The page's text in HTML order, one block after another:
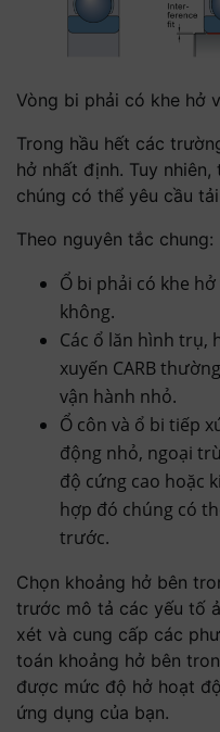
Vòng bi phải có khe hở
Trong hầu hết các
hở nhất định. Tuy
chúng có thể yêu cầu
Theo nguyên tắc chung:
Ổ bi phải có khe
không.
Các ổ lăn hình trụ,
xuyến CARB
vận hành nhỏ.
Ổ côn và ổ bi tiếp
động nhỏ, ngoại
độ cứng cao hoặc
hợp đó chúng có
trước.
Chọn khoảng hở bên
trước mô tả các yếu tố
xét và cung cấp các
toán khoảng hở bên
được mức độ hở hoạt
ứng dụng của bạn.